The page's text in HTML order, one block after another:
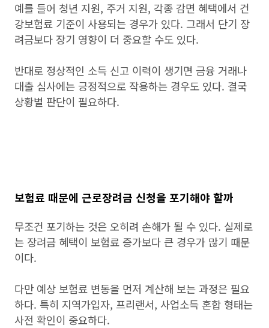
예를 들어 청년 지원, 주거 지원, 각종 감면 혜택에서 건
강보험료 기준이 사용되는 경우가 있다. 그래서 단기 장
려금보다 장기 영향이 더 중요할 수도 있다.
반대로 정상적인 소득 신고 이력이 생기면 금융 거래나
대출 심사에는 긍정적으로 작용하는 경우도 있다. 결국
상황별 판단이 필요하다.
보험료 때문에 근로장려금 신청을 포기해야 할까
무조건 포기하는 것은 오히려 손해가 될 수 있다. 실제로
는 장려금 혜택이 보험료 증가보다 큰 경우가 많기 때문
이다.
다만 예상 보험료 변동을 먼저 계산해 보는 과정은 필요
하다. 특히 지역가입자, 프리랜서, 사업소득 혼합 형태는
사전 확인이 중요하다.